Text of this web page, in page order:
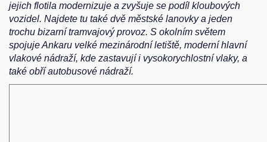
jejich flotila modernizuje a zvyšuje se podíl kloubových
vozidel. Najdete tu také dvě městské lanovky a jeden
trochu bizarní tramvajový provoz. S okolním světem
spojuje Ankaru velké mezinárodní letiště, moderní hlavní
vlakové nádraží, kde zastavují i vysokorychlostní vlaky, a
také obří autobusové nádraží.